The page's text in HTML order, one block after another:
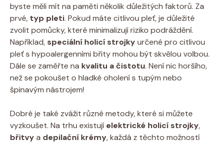
byste měli mít na paměti několik důležitých faktorů. Za
prvé, typ pleti. Pokud máte citlivou pleť, je důležité
zvolit pomůcky, které minimalizují riziko podráždění.
Například, speciální holicí strojkyurčené pro citlivou
pleť s hypoalergenními břity mohou být skvělou volbou.
Dále se zaměřte na kvalitu a čistotu. Není nic horšího,
než se pokoušet o hladké oholení s tupým nebo
špinavým nástrojem!
Dobré je také zvážit různé metody, které si můžete
vyzkoušet. Na trhu existují elektrické holicí strojky,
břitvya depilační krémy, každá z těchto možností